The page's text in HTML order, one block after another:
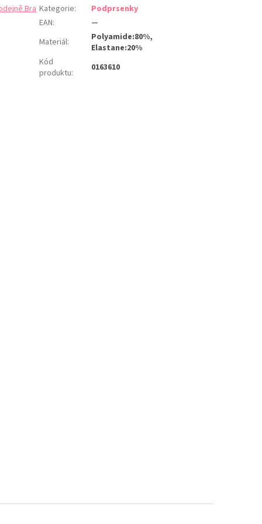
Bra Kategorie:
Podprsenky
EAN:
—
Materiál:
Polyamide:80%,
Elastane:20%
Kód
produktu: 0163610